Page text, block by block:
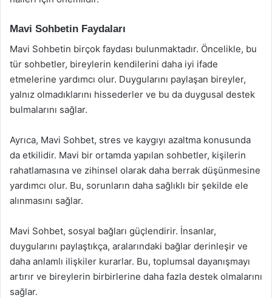
Mavi Sohbetin Faydaları
Mavi Sohbetin birçok faydası bulunmaktadır. Öncelikle, bu
tür sohbetler, bireylerin kendilerini daha iyi ifade
etmelerine yardımcı olur. Duygularını paylaşan bireyler,
yalnız olmadıklarını hissederler ve bu da duygusal destek
bulmalarını sağlar.
Ayrıca, Mavi Sohbet, stres ve kaygıyı azaltma konusunda
da etkilidir. Mavi bir ortamda yapılan sohbetler, kişilerin
rahatlamasına ve zihinsel olarak daha berrak düşünmesine
yardımcı olur. Bu, sorunların daha sağlıklı bir şekilde ele
alınmasını sağlar.
Mavi Sohbet, sosyal bağları güçlendirir. İnsanlar,
duygularını paylaştıkça, aralarındaki bağlar derinleşir ve
daha anlamlı ilişkiler kurarlar. Bu, toplumsal dayanışmayı
artırır ve bireylerin birbirlerine daha fazla destek olmalarını
sağlar.